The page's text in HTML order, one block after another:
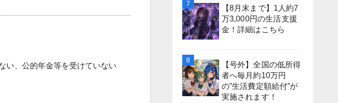
い、公的年金等を受けていない
【8月末まで】1人約7
万3,000円の生活支援
金！詳細はこちら
【号外】全国の低所得
者へ毎月約10万円
の”生活費定額給付”が
実施されます！